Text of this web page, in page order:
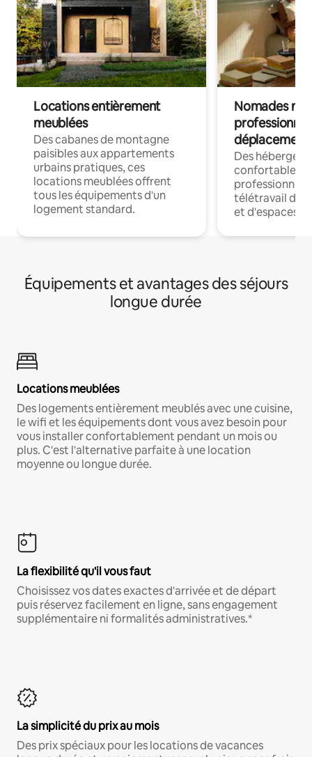
Locations entièrement
meublées
Des cabanes de montagne
paisibles aux appartements
urbains pratiques, ces
locations meublées offrent
tous les équipements d'un
logement standard.
Nomades
déplacement
Des
confortables
professionnels
télétravail
et d'espaces
Équipements et avantages des séjours
longue durée
Locations meublées
Des logements entièrement meublés avec une cuisine,
le wifi et les équipements dont vous avez besoin pour
vous installer confortablement pendant un mois ou
plus. C'est l'alternative parfaite à une location
moyenne ou longue durée.
La flexibilité qu'il vous faut
Choisissez vos dates exactes d'arrivée et de départ
puis réservez facilement en ligne, sans engagement
supplémentaire ni formalités administratives.*
La simplicité du prix au mois
Des prix spéciaux pour les locations de vacances